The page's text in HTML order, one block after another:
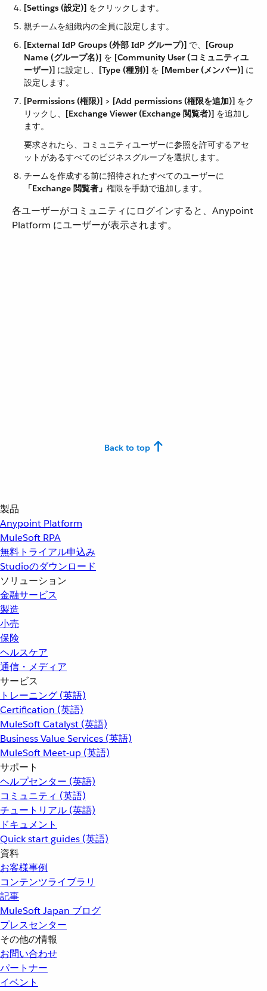
[Settings (設定)] ​ をクリックします。
親チームを組織内の全員に設定します。
[External IdP Groups (外部 IdP グループ)] ​ で、​ [Group
Name (グループ名)] ​ を ​ [Community User (コミュニティユ
ーザー)] ​ に設定し、​ [Type (種別)] ​ を ​ [Member (メンバー)] ​ に
設定します。
[Permissions (権限)] ​ > ​ [Add permissions (権限を追加)] ​ をク
リックし、​ [Exchange Viewer (Exchange 閲覧者)] ​ を追加し
ます。
要求されたら、コミュニティユーザーに参照を許可するアセ
ットがあるすべてのビジネスグループを選択します。
チームを作成する前に招待されたすべてのユーザーに​
「Exchange 閲覧者」 ​権限を手動で追加します。
各ユーザーがコミュニティにログインすると、Anypoint
Platform にユーザーが表示されます。
Back to top
製品
Anypoint Platform
MuleSoft RPA
無料トライアル申込み
Studioのダウンロード
ソリューション
金融サービス
製造
小売
保険
ヘルスケア
通信・メディア
サービス
トレーニング (英語)
Certification (英語)
MuleSoft Catalyst (英語)
Business Value Services (英語)
MuleSoft Meet-up (英語)
サポート
ヘルプセンター (英語)
コミュニティ (英語)
チュートリアル (英語)
ドキュメント
Quick start guides (英語)
資料
お客様事例
コンテンツライブラリ
記事
MuleSoft Japan ブログ
プレスセンター
その他の情報
お問い合わせ
パートナー
イベント